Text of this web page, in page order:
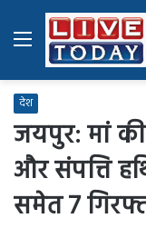
Menu
देश
जयपुर: मां
और संपत्ति
समेत 7